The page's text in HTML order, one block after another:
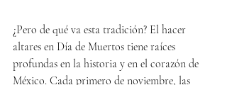
¿Pero de qué va esta tradición? El hacer
altares en Día de Muertos tiene raíces
profundas en la historia y en el corazón de
México. Cada primero de noviembre, las